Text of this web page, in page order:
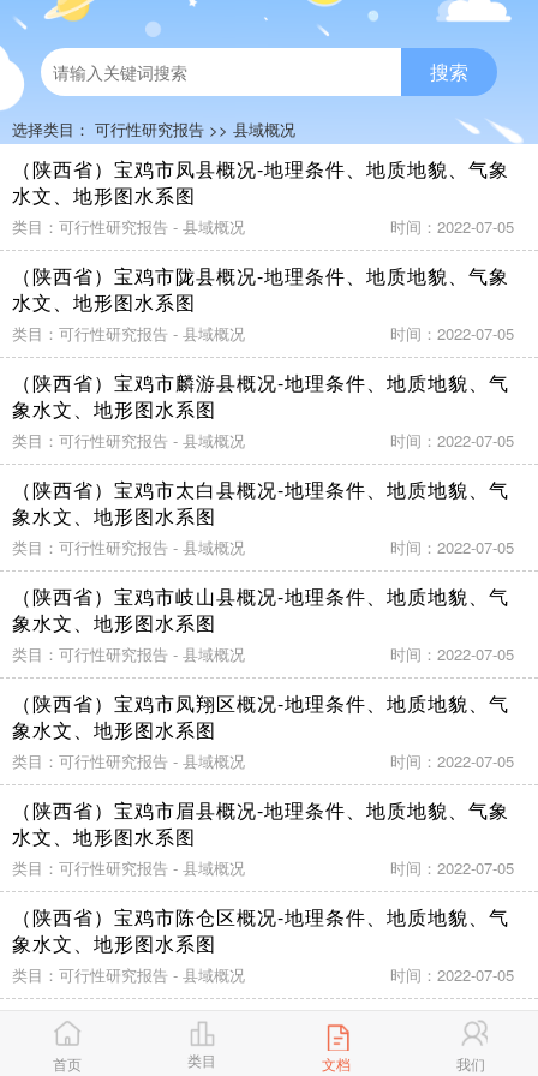
搜索
选择类目： 可行性研究报告 >> 县域概况
（陕西省）宝鸡市凤县概况-地理条件、地质地貌、气象
水文、地形图水系图
类目：可行性研究报告 - 县域概况 时间：2022-07-05
（陕西省）宝鸡市陇县概况-地理条件、地质地貌、气象
水文、地形图水系图
类目：可行性研究报告 - 县域概况 时间：2022-07-05
（陕西省）宝鸡市麟游县概况-地理条件、地质地貌、气
象水文、地形图水系图
类目：可行性研究报告 - 县域概况 时间：2022-07-05
（陕西省）宝鸡市太白县概况-地理条件、地质地貌、气
象水文、地形图水系图
类目：可行性研究报告 - 县域概况 时间：2022-07-05
（陕西省）宝鸡市岐山县概况-地理条件、地质地貌、气
象水文、地形图水系图
类目：可行性研究报告 - 县域概况 时间：2022-07-05
（陕西省）宝鸡市凤翔区概况-地理条件、地质地貌、气
象水文、地形图水系图
类目：可行性研究报告 - 县域概况 时间：2022-07-05
（陕西省）宝鸡市眉县概况-地理条件、地质地貌、气象
水文、地形图水系图
类目：可行性研究报告 - 县域概况 时间：2022-07-05
（陕西省）宝鸡市陈仓区概况-地理条件、地质地貌、气
象水文、地形图水系图
类目：可行性研究报告 - 县域概况 时间：2022-07-05
（陕西省）宝鸡市渭滨区概况-地理条件、地质地貌、气
象水文、地形图水系图
首页 类目 文档 我们